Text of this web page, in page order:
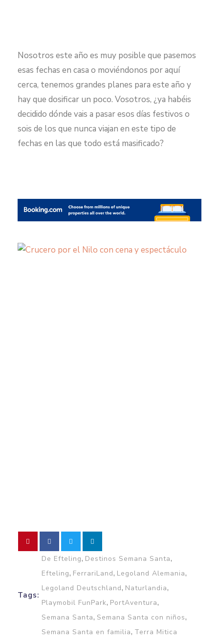
Nosotros este año es muy posible que pasemos
esas fechas en casa o moviéndonos por aquí
cerca, tenemos grandes planes para este año y
hay que dosificar un poco. Vosotros, ¿ya habéis
decidido dónde vais a pasar esos días festivos o
sois de los que nunca viajan en este tipo de
fechas en las que todo está masificado?
Tags:
De Efteling, Destinos Semana Santa,
Efteling, FerrariLand, Legoland Alemania,
Legoland Deutschland, Naturlandia,
Playmobil FunPark, PortAventura,
Semana Santa, Semana Santa con niños,
Semana Santa en familia, Terra Mitica